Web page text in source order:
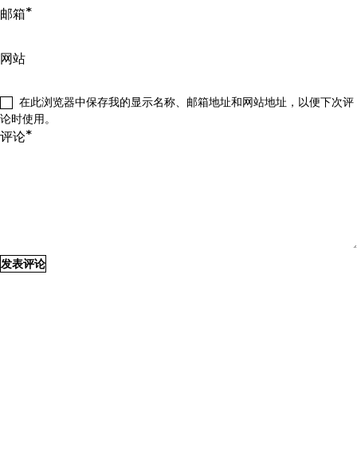
评论*
邮箱*
网站
在此浏览器中保存我的显示名称、邮箱地址和网站地址，以便下次评
论时使用。